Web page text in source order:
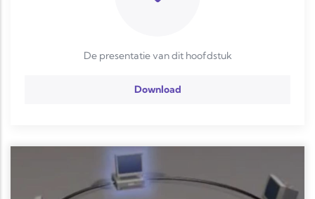
De presentatie van dit hoofdstuk
Download